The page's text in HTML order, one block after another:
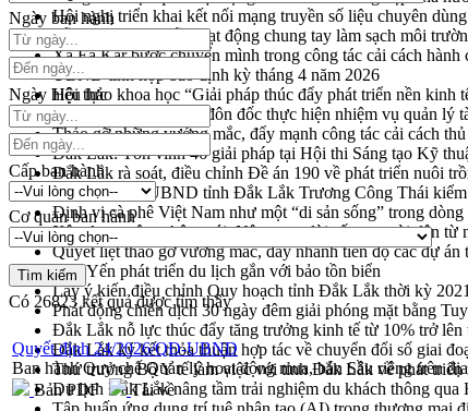
Hội nghị triển khai kết nối mạng truyền số liệu chuyên
Lễ phát động chuỗi hoạt động chung tay làm sạch môi
Xã Ea Kar bước chuyển mình trong công tác cải cách hành
UBND tỉnh họp báo định kỳ tháng 4 năm 2026
Hội thảo khoa học “Giải pháp thúc đẩy phát triển nền kinh
Tăng cường giám sát, đôn đốc thực hiện nhiệm vụ quản lý
Tháo gỡ những vướng mắc, đẩy mạnh công tác cải cách
Đắk Lắk: Tôn vinh 46 giải pháp tại Hội thi Sáng tạo Kỹ
Đắk Lắk rà soát, điều chỉnh Đề án 190 về phát triển nuôi
Phó Chủ tịch UBND tỉnh Đắk Lắk Trương Công Thái
Định vị cà phê Việt Nam như một “di sản sống” trong dòng
Xây dựng nông thôn mới: Nâng cao đời sống người dân từ
Quyết liệt tháo gỡ vướng mắc, đẩy nhanh tiến độ các dự
Hòn Yến phát triển du lịch gắn với bảo tồn biển
Lấy ý kiến điều chỉnh Quy hoạch tỉnh Đắk Lắk thời kỳ
Phát động chiến dịch 30 ngày đêm giải phóng mặt bằng
Đắk Lắk nỗ lực thúc đẩy tăng trưởng kinh tế từ 10% trở
Đắk Lắk ký kết thỏa thuận hợp tác về chuyển đổi số giai
Thứ trưởng Bộ Y tế làm việc với tỉnh Đắk Lắk về phát triển
Du lịch Đắk Lắk nâng tầm trải nghiệm du khách thông qua
Ngày ban hành
Ngày hiệu lực
Cấp ban hành
Cơ quan ban hành
Có 26823kết quả được tìm thấy
Quyết định 24/2026/QĐ-UBND
Ban hành Quy chế Quản lý hoạt động mua, bán Sầu riêng trên
Bản PDF
Tải về